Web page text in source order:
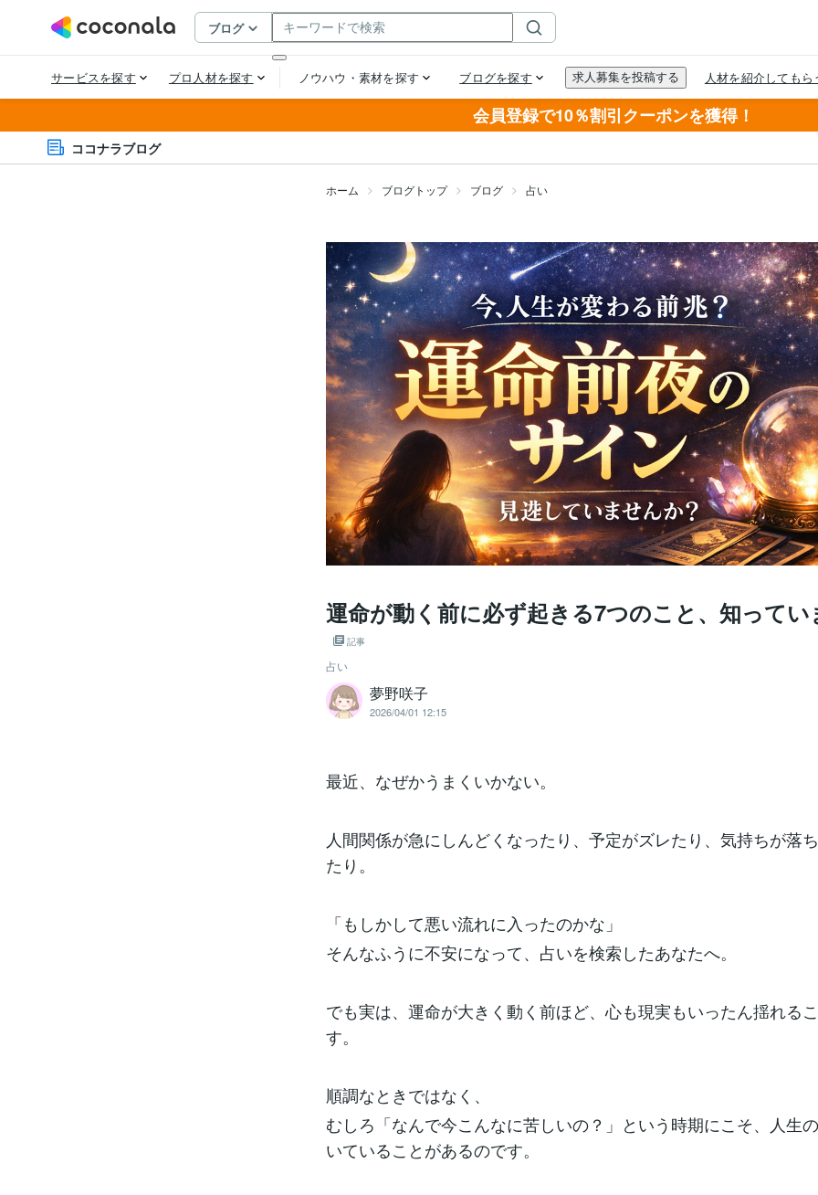
会員登録で10％割引クーポンを獲得！
ココナラブログ
ホーム ブログトップ ブログ 占い
運命が動く前に必ず起きる7つのこと、知ってい
記事
占い
夢野咲子
2026/04/01 12:15
最近、なぜかうまくいかない。
人間関係が急にしんどくなったり、予定がズレたり、気持ちが落
たり。
「もしかして悪い流れに入ったのかな」
そんなふうに不安になって、占いを検索したあなたへ。
でも実は、運命が大きく動く前ほど、心も現実もいったん揺れる
す。
順調なときではなく、
むしろ「なんで今こんなに苦しいの？」という時期にこそ、人生
いていることがあるのです。